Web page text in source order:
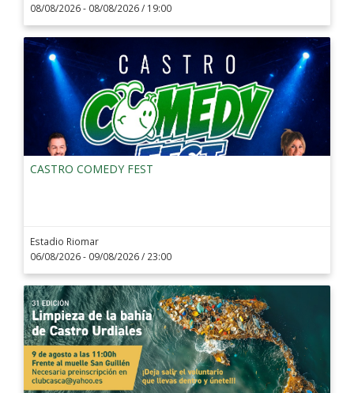
08/08/2026 - 08/08/2026/ 19:00
CASTRO COMEDY FEST
Estadio Riomar
06/08/2026 - 09/08/2026/ 23:00